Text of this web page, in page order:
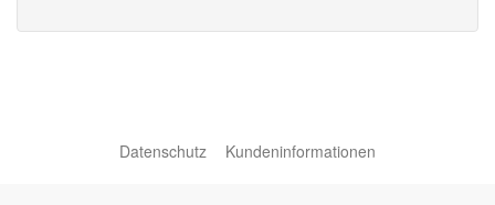
Datenschutz Kundeninformationen